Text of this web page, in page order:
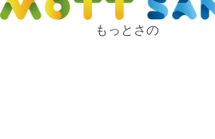
もっとさの